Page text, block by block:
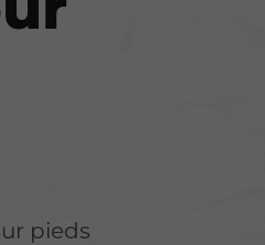
pieds